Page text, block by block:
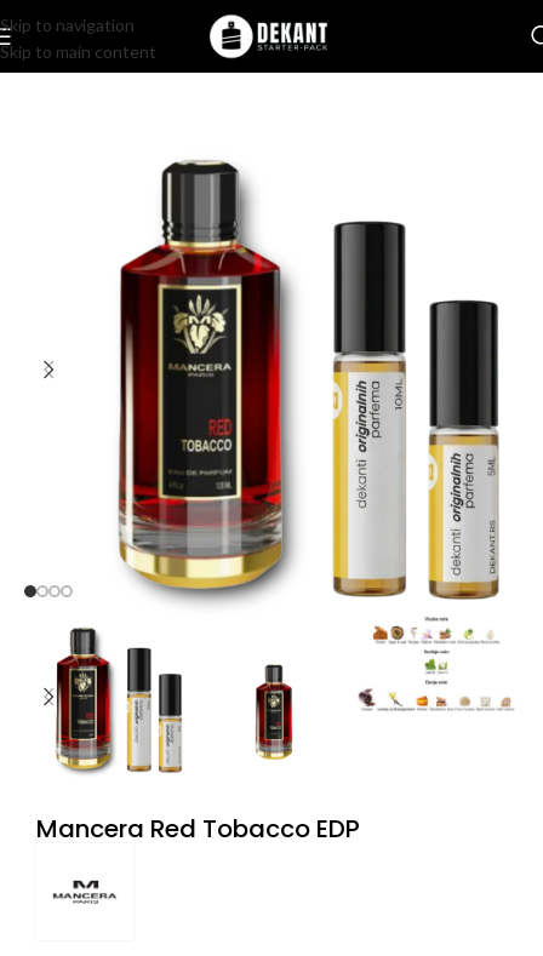
Skip to navigation
Skip to main content
Home/Pakovanje/ Komercijalno
Mancera Red Tobacco EDP